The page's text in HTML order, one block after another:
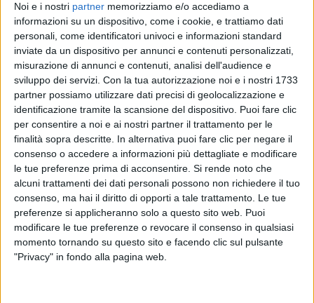
Noi e i nostri partner memorizziamo e/o accediamo a
informazioni su un dispositivo, come i cookie, e trattiamo dati
personali, come identificatori univoci e informazioni standard
inviate da un dispositivo per annunci e contenuti personalizzati,
misurazione di annunci e contenuti, analisi dell'audience e
sviluppo dei servizi. Con la tua autorizzazione noi e i nostri 1733
partner possiamo utilizzare dati precisi di geolocalizzazione e
identificazione tramite la scansione del dispositivo. Puoi fare clic
per consentire a noi e ai nostri partner il trattamento per le
finalità sopra descritte. In alternativa puoi fare clic per negare il
consenso o accedere a informazioni più dettagliate e modificare
le tue preferenze prima di acconsentire. Si rende noto che
alcuni trattamenti dei dati personali possono non richiedere il tuo
consenso, ma hai il diritto di opporti a tale trattamento. Le tue
preferenze si applicheranno solo a questo sito web. Puoi
modificare le tue preferenze o revocare il consenso in qualsiasi
momento tornando su questo sito e facendo clic sul pulsante
"Privacy" in fondo alla pagina web.
Tiromancino a Radio Italia Live
(26/01/2024)